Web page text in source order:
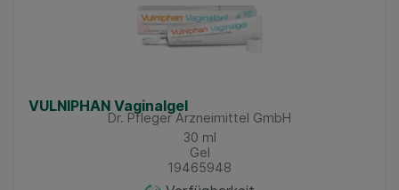
VULNIPHAN Vaginalgel
Dr. Pfleger Arzneimittel GmbH
30 ml
Gel
19465948